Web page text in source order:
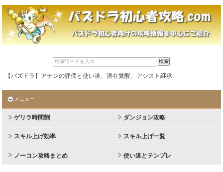
【パズドラ】アテンの評価と使い道、潜在覚醒、アシスト継承
メニュー
ゲリラ時間割 ダンジョン攻略
スキル上げ効率 スキル上げ一覧
ノーコン攻略まとめ 使い道とテンプレ